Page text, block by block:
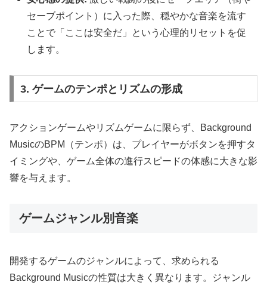
セーブポイント）に入った際、穏やかな音楽を流す
ことで「ここは安全だ」という心理的リセットを促
します。
3. ゲームのテンポとリズムの形成
アクションゲームやリズムゲームに限らず、Background
MusicのBPM（テンポ）は、プレイヤーがボタンを押すタ
イミングや、ゲーム全体の進行スピードの体感に大きな影
響を与えます。
ゲームジャンル別音楽
開発するゲームのジャンルによって、求められる
Background Musicの性質は大きく異なります。ジャンル